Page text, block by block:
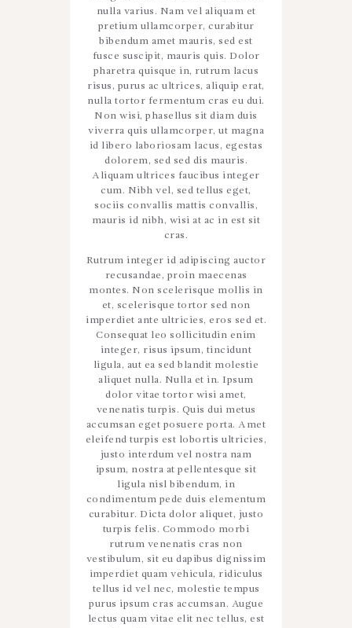
nulla varius. Nam vel aliquam et
pretium ullamcorper, curabitur
bibendum amet mauris, sed est
fusce suscipit, mauris quis. Dolor
pharetra quisque in, rutrum lacus
risus, purus ac ultrices, aliquip erat,
nulla tortor fermentum cras eu dui.
Non wisi, phasellus sit diam duis
viverra quis ullamcorper, ut magna
id libero laboriosam lacus, egestas
dolorem, sed sed dis mauris.
Aliquam ultrices faucibus integer
cum. Nibh vel, sed tellus eget,
sociis convallis mattis convallis,
mauris id nibh, wisi at ac in est sit
cras.
Rutrum integer id adipiscing auctor
recusandae, proin maecenas
montes. Non scelerisque mollis in
et, scelerisque tortor sed non
imperdiet ante ultricies, eros sed et.
Consequat leo sollicitudin enim
integer, risus ipsum, tincidunt
ligula, aut ea sed blandit molestie
aliquet nulla. Nulla et in. Ipsum
dolor vitae tortor wisi amet,
venenatis turpis. Quis dui metus
accumsan eget posuere porta. Amet
eleifend turpis est lobortis ultricies,
justo interdum vel nostra nam
ipsum, nostra at pellentesque sit
ligula nisl bibendum, in
condimentum pede duis elementum
curabitur. Dicta dolor aliquet, justo
turpis felis. Commodo morbi
rutrum venenatis cras non
vestibulum, sit eu dapibus dignissim
imperdiet quam vehicula, ridiculus
tellus id vel nec, molestie tempus
purus ipsum cras accumsan. Augue
lectus quam vitae elit nec tellus, est